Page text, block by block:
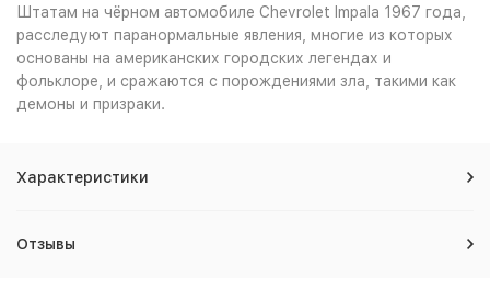
Штатам на чёрном автомобиле Chevrolet Impala 1967 года,
расследуют паранормальные явления, многие из которых
основаны на американских городских легендах и
фольклоре, и сражаются с порождениями зла, такими как
демоны и призраки.
Характеристики
Отзывы